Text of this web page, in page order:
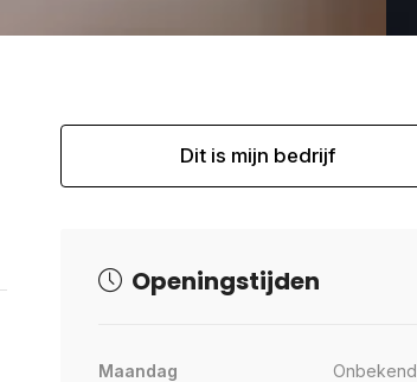
Dit is mijn bedrijf
Openingstijden
Maandag
Onbekend